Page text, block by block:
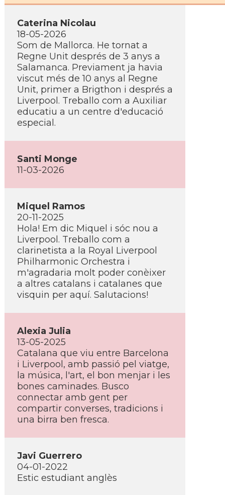
Caterina Nicolau
18-05-2026
Som de Mallorca. He tornat a
Regne Unit després de 3 anys a
Salamanca. Previament ja havia
viscut més de 10 anys al Regne
Unit, primer a Brigthon i després a
Liverpool. Treballo com a Auxiliar
educatiu a un centre d'educació
especial.
Santi Monge
11-03-2026
Miquel Ramos
20-11-2025
Hola! Em dic Miquel i sóc nou a
Liverpool. Treballo com a
clarinetista a la Royal Liverpool
Philharmonic Orchestra i
m'agradaria molt poder conèixer
a altres catalans i catalanes que
visquin per aquí. Salutacions!
Alexia Julia
13-05-2025
Catalana que viu entre Barcelona
i Liverpool, amb passió pel viatge,
la música, l'art, el bon menjar i les
bones caminades. Busco
connectar amb gent per
compartir converses, tradicions i
una birra ben fresca.
Javi Guerrero
04-01-2022
Estic estudiant anglès